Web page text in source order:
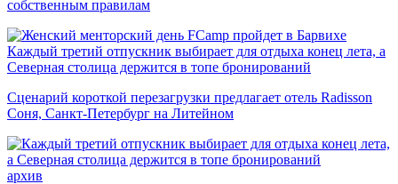
собственным правилам
Каждый третий отпускник выбирает для отдыха конец лета, а
Северная столица держится в топе бронирований
Сценарий короткой перезагрузки предлагает отель Radisson
Соня, Санкт-Петербург на Литейном
архив